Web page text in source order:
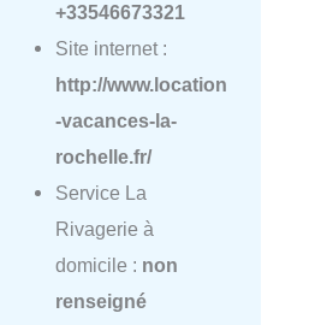
+33546673321
Site internet :
http://www.location
-vacances-la-
rochelle.fr/
Service La
Rivagerie à
domicile : non
renseigné